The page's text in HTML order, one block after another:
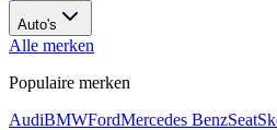
Auto's
Alle merken
Populaire merken
AudiBMWFordMercedes BenzSeat